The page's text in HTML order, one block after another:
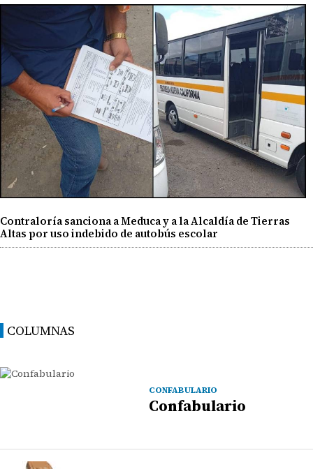
Contraloría sanciona a Meduca y a la Alcaldía de Tierras
Altas por uso indebido de autobús escolar
COLUMNAS
CONFABULARIO
Confabulario